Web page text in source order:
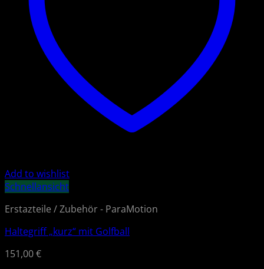
Add to wishlist
Schnellansicht
Erstazteile / Zubehör - ParaMotion
Haltegriff „kurz“ mit Golfball
151,00€